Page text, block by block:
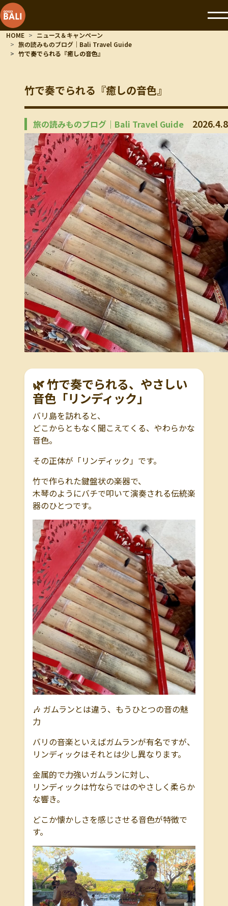
HOME
ニュース＆キャンペーン
旅の読みものブログ｜Bali Travel Guide
竹で奏でられる『癒しの音色』
竹で奏でられる『癒しの音色』
旅の読みものブログ｜Bali Travel Guide 2026.4.8
🌿 竹で奏でられる、やさしい
音色「リンディック」
バリ島を訪れると、
どこからともなく聞こえてくる、やわらかな
音色。
その正体が「リンディック」です。
竹で作られた鍵盤状の楽器で、
木琴のようにバチで叩いて演奏される伝統楽
器のひとつです。
🎶 ガムランとは違う、もうひとつの音の魅
力
バリの音楽といえばガムランが有名ですが、
リンディックはそれとは少し異なります。
金属的で力強いガムランに対し、
リンディックは竹ならではのやさしく柔らか
な響き。
どこか懐かしさを感じさせる音色が特徴で
す。